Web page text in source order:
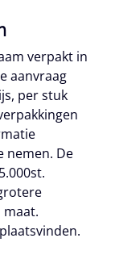
verpakt in
aanvraag
per stuk
nemen. De
maat.